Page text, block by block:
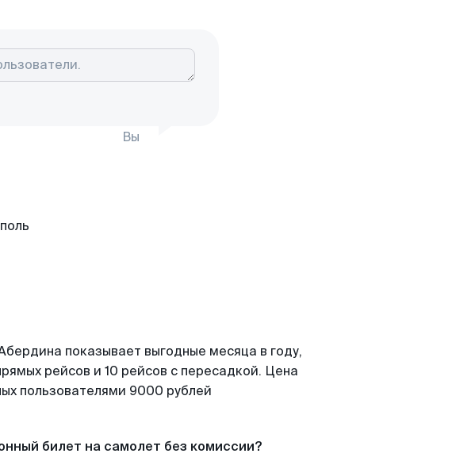
Вы
показывает выгодные месяца в году,
рейсов и 10 рейсов с пересадкой. Цена
пользователями 9000 рублей
билет на самолет без комиссии?